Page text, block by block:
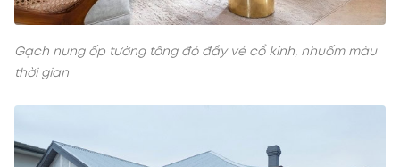
Gạch nung ốp tường tông đỏ đầy vẻ cổ kính, nhuốm màu
thời gian